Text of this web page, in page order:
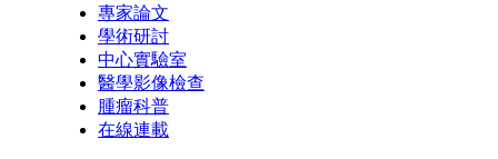
專家論文
學術研討
中心實驗室
醫學影像檢查
腫瘤科普
在線連載